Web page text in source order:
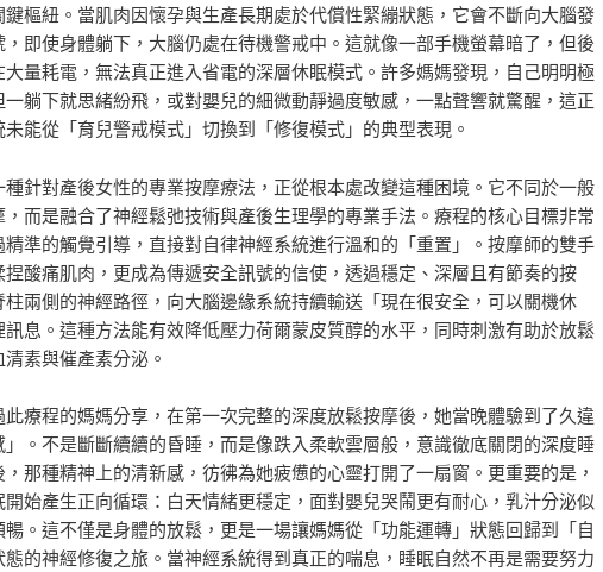
鍵樞紐。當肌肉因懷孕與生產長期處於代償性緊繃狀態，它會不斷向大腦發
即使身體躺下，大腦仍處在待機警戒中。這就像一部手機螢幕暗了，但後
大量耗電，無法真正進入省電的深層休眠模式。許多媽媽發現，自己明明極
一躺下就思緒紛飛，或對嬰兒的細微動靜過度敏感，一點聲響就驚醒，這正
能從「育兒警戒模式」切換到「修復模式」的典型表現。
針對產後女性的專業按摩療法，正從根本處改變這種困境。它不同於一般
，而是融合了神經鬆弛技術與產後生理學的專業手法。療程的核心目標非常
精準的觸覺引導，直接對自律神經系統進行溫和的「重置」。按摩師的雙手
酸痛肌肉，更成為傳遞安全訊號的信使，透過穩定、深層且有節奏的按
柱兩側的神經路徑，向大腦邊緣系統持續輸送「現在很安全，可以關機休
訊息。這種方法能有效降低壓力荷爾蒙皮質醇的水平，同時刺激有助於放鬆
素與催產素分泌。
療程的媽媽分享，在第一次完整的深度放鬆按摩後，她當晚體驗到了久違
」。不是斷斷續續的昏睡，而是像跌入柔軟雲層般，意識徹底關閉的深度睡
，那種精神上的清新感，彷彿為她疲憊的心靈打開了一扇窗。更重要的是，
開始產生正向循環：白天情緒更穩定，面對嬰兒哭鬧更有耐心，乳汁分泌似
。這不僅是身體的放鬆，更是一場讓媽媽從「功能運轉」狀態回歸到「自
的神經修復之旅。當神經系統得到真正的喘息，睡眠自然不再是需要努力